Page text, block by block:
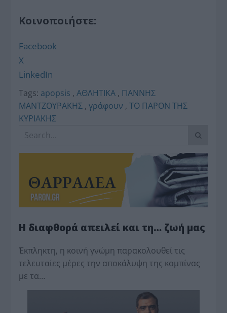
Κοινοποιήστε:
Facebook
X
LinkedIn
Tags: apopsis ,ΑΘΛΗΤΙΚΑ , ΓΙΑΝΝΗΣ
ΜΑΝΤΖΟΥΡΑΚΗΣ ,γράφουν ,ΤΟ ΠΑΡΟΝ ΤΗΣ
ΚΥΡΙΑΚΗΣ
Η διαφθορά απειλεί και τη… ζωή μας
Έκπληκτη, η κοινή γνώμη παρακολουθεί τις
τελευταίες μέρες την αποκάλυψη της κο­μπίνας
με τα…